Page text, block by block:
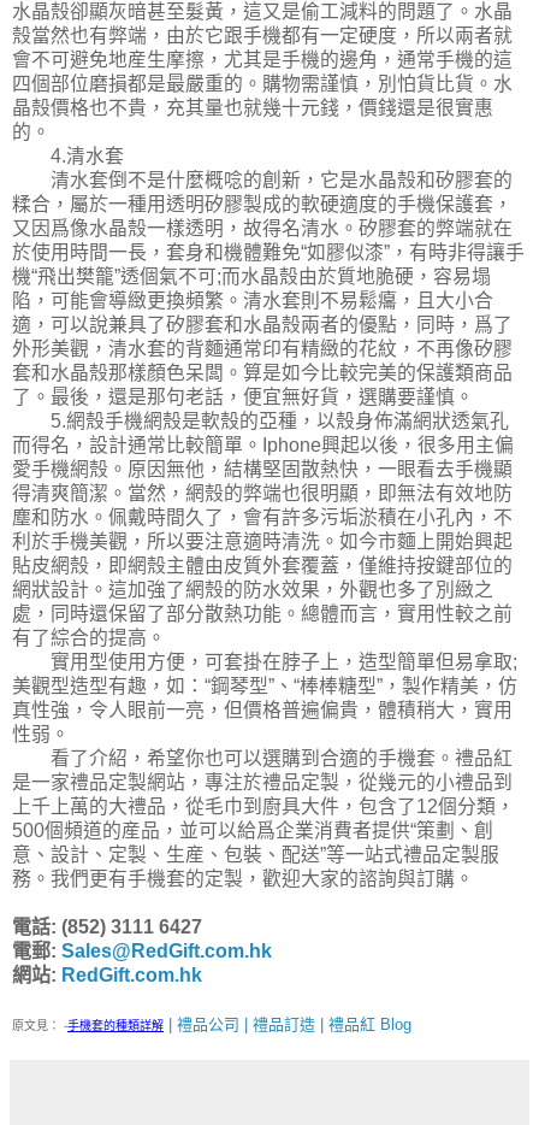
水晶殼卻顯灰暗甚至髮黃，這又是偷工減料的問題了。水晶
殼當然也有弊端，由於它跟手機都有一定硬度，所以兩者就
會不可避免地産生摩擦，尤其是手機的邊角，通常手機的這
四個部位磨損都是最嚴重的。購物需謹慎，別怕貨比貨。水
晶殼價格也不貴，充其量也就幾十元錢，價錢還是很實惠
的。
4.清水套
清水套倒不是什麼概唸的創新，它是水晶殼和矽膠套的
糅合，屬於一種用透明矽膠製成的軟硬適度的手機保護套，
又因爲像水晶殼一樣透明，故得名清水。矽膠套的弊端就在
於使用時間一長，套身和機體難免“如膠似漆”，有時非得讓手
機“飛出樊籠”透個氣不可;而水晶殼由於質地脆硬，容易塌
陷，可能會導緻更換頻繁。清水套則不易鬆癟，且大小合
適，可以說兼具了矽膠套和水晶殼兩者的優點，同時，爲了
外形美觀，清水套的背麵通常印有精緻的花紋，不再像矽膠
套和水晶殼那樣顏色呆闆。算是如今比較完美的保護類商品
了。最後，還是那句老話，便宜無好貨，選購要謹慎。
5.網殼手機網殼是軟殼的亞種，以殼身佈滿網狀透氣孔
而得名，設計通常比較簡單。Iphone興起以後，很多用主偏
愛手機網殼。原因無他，結構堅固散熱快，一眼看去手機顯
得清爽簡潔。當然，網殼的弊端也很明顯，即無法有效地防
塵和防水。佩戴時間久了，會有許多污垢淤積在小孔內，不
利於手機美觀，所以要注意適時清洗。如今市麵上開始興起
貼皮網殼，即網殼主體由皮質外套覆蓋，僅維持按鍵部位的
網狀設計。這加強了網殼的防水效果，外觀也多了別緻之
處，同時還保留了部分散熱功能。總體而言，實用性較之前
有了綜合的提高。
實用型使用方便，可套掛在脖子上，造型簡單但易拿取;
美觀型造型有趣，如：“鋼琴型”、“棒棒糖型”，製作精美，仿
真性強，令人眼前一亮，但價格普遍偏貴，體積稍大，實用
性弱。
看了介紹，希望你也可以選購到合適的手機套。禮品紅
是一家禮品定製網站，專注於禮品定製，從幾元的小禮品到
上千上萬的大禮品，從毛巾到廚具大件，包含了12個分類，
500個頻道的産品，並可以給爲企業消費者提供“策劃、創
意、設計、定製、生産、包裝、配送”等一站式禮品定製服
務。我們更有手機套的定製，歡迎大家的諮詢與訂購。
電話: (852) 3111 6427
電郵: Sales@RedGift.com.hk
網站: RedGift.com.hk
原文見： -手機套的種類詳解 | 禮品公司 | 禮品訂造 | 禮品紅 Blog